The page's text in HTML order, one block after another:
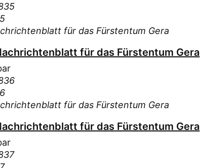
für das Fürstentum Gera
für das Fürstentum Gera
für das Fürstentum Gera
für das Fürstentum Gera